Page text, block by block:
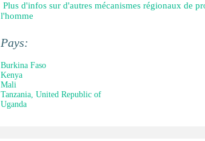
Plus d'infos sur d'autres mécanismes régionaux de
l'homme
Pays:
Burkina Faso
Kenya
Mali
Tanzania, United Republic of
Uganda